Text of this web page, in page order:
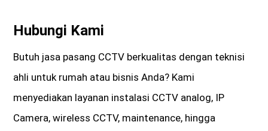
Hubungi Kami
Butuh jasa pasang CCTV berkualitas dengan teknisi
ahli untuk rumah atau bisnis Anda? Kami
menyediakan layanan instalasi CCTV analog, IP
Camera, wireless CCTV, maintenance, hingga